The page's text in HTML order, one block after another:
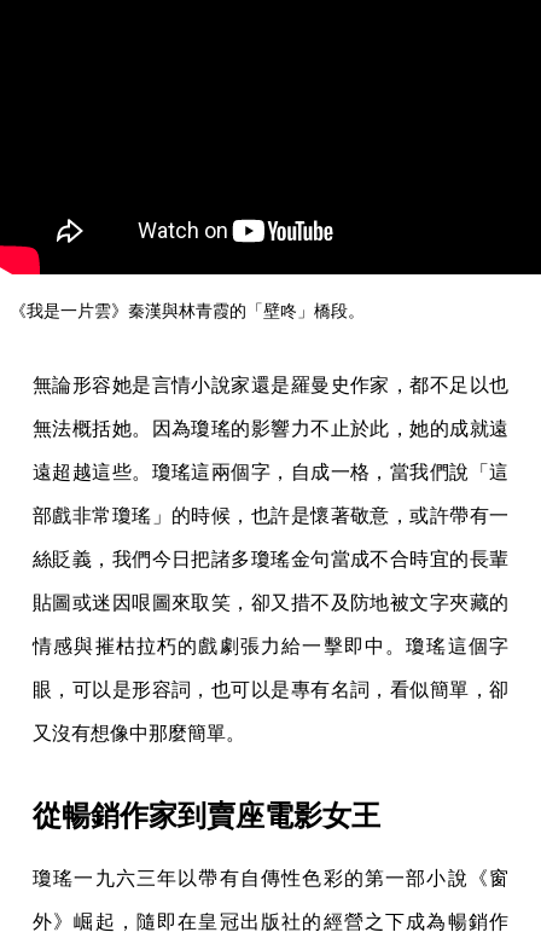
《我是一片雲》秦漢與林青霞的「壁咚」橋段。
無論形容她是言情小說家還是羅曼史作家，都不足以也
無法概括她。因為瓊瑤的影響力不止於此，她的成就遠
遠超越這些。瓊瑤這兩個字，自成一格，當我們說「這
部戲非常瓊瑤」的時候，也許是懷著敬意，或許帶有一
絲貶義，我們今日把諸多瓊瑤金句當成不合時宜的長輩
貼圖或迷因哏圖來取笑，卻又措不及防地被文字夾藏的
情感與摧枯拉朽的戲劇張力給一擊即中。瓊瑤這個字
眼，可以是形容詞，也可以是專有名詞，看似簡單，卻
又沒有想像中那麼簡單。
從暢銷作家到賣座電影女王
瓊瑤一九六三年以帶有自傳性色彩的第一部小說《窗
外》崛起，隨即在皇冠出版社的經營之下成為暢銷作